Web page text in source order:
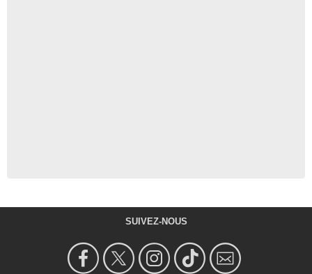
SUIVEZ-NOUS